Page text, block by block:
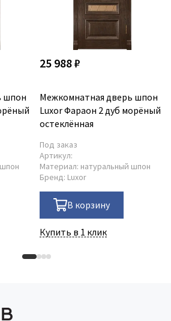
шпон
25 988 ₽
Межкомнатная дверь шпон
Luxor Фараон 2 дуб морёный
остеклённая
Под заказ
Артикул:
Материал: натуральный шпон
Бренд: Luxor
В корзину
Купить в 1 клик